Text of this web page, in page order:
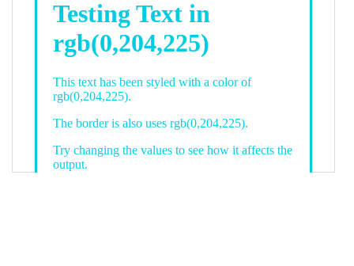
div class="textColor borderColor"
< h1>Testing Text in rgb(0,204,225)